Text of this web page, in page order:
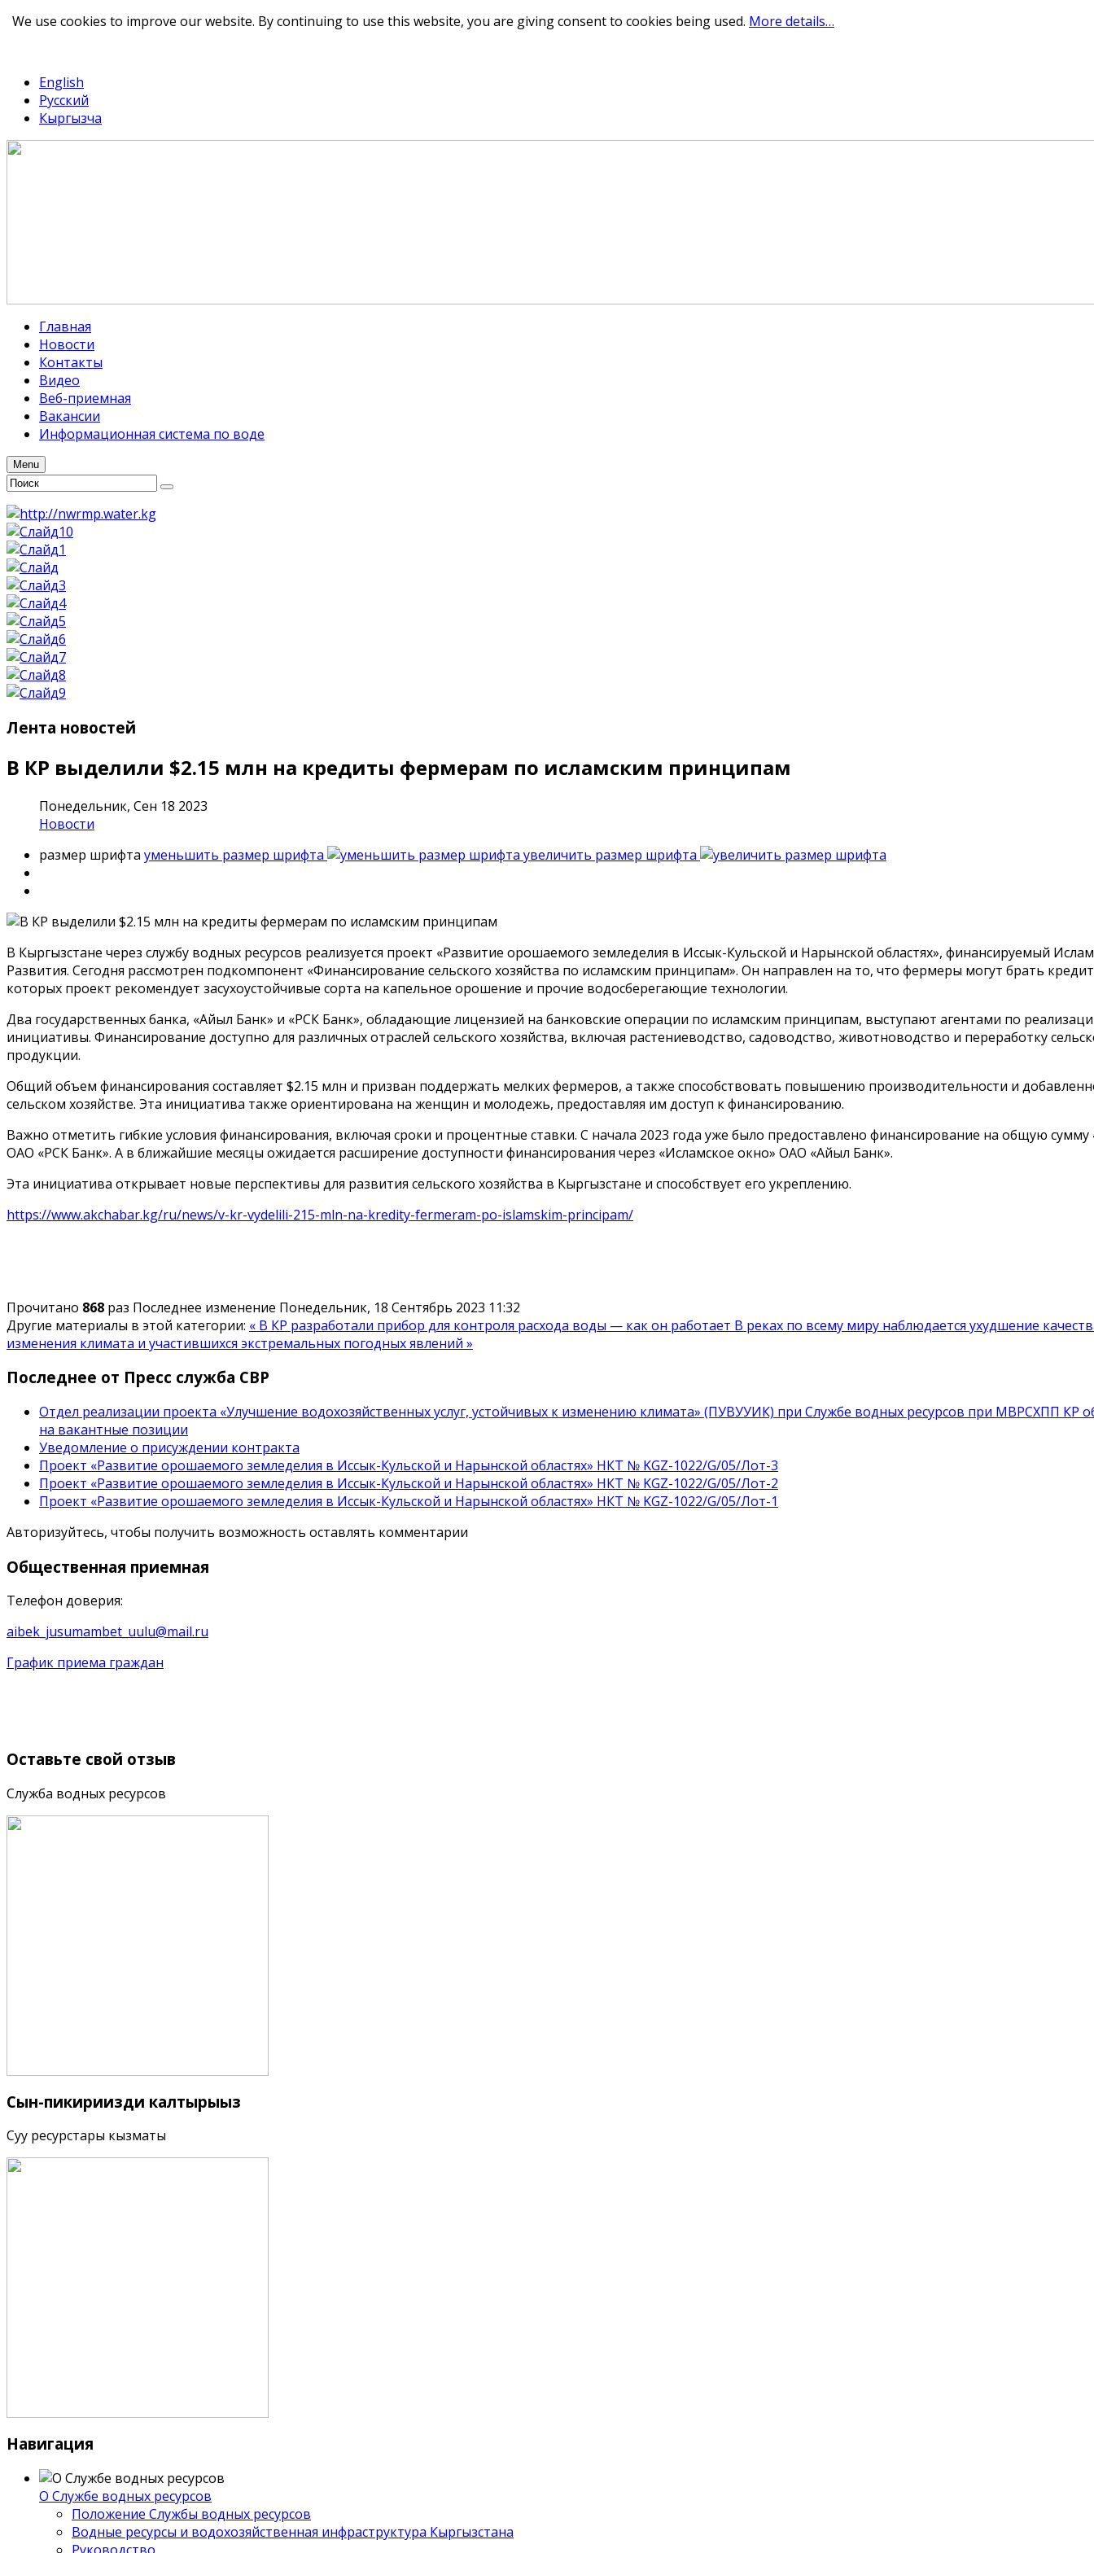
English
Русский
Кыргызча
Главная
Новости
Контакты
Видео
Веб-приемная
Вакансии
Информационная система по воде
Menu
Лента новостей
В КР выделили $2.15 млн на кредиты фермерам по исламским принципам
Понедельник, Сен 18 2023
Новости
размер шрифта уменьшить размер шрифта увеличить размер шрифта
В Кыргызстане через службу водных ресурсов реализуется проект «Развитие орошаемого земледелия в Иссык-Кульской и Нарынской областях», финансируемый
Развития. Сегодня рассмотрен подкомпонент «Финансирование сельского хозяйства по исламским принципам». Он направлен на то, что фермеры могут брать
которых проект рекомендует засухоустойчивые сорта на капельное орошение и прочие водосберегающие технологии.
Два государственных банка, «Айыл Банк» и «РСК Банк», обладающие лицензией на банковские операции по исламским принципам, выступают агентами по
инициативы. Финансирование доступно для различных отраслей сельского хозяйства, включая растениеводство, садоводство, животноводство и переработку
продукции.
Общий объем финансирования составляет $2.15 млн и призван поддержать мелких фермеров, а также способствовать повышению производительности и
сельском хозяйстве. Эта инициатива также ориентирована на женщин и молодежь, предоставляя им доступ к финансированию.
Важно отметить гибкие условия финансирования, включая сроки и процентные ставки. С начала 2023 года уже было предоставлено финансирование на общую
ОАО «РСК Банк». А в ближайшие месяцы ожидается расширение доступности финансирования через «Исламское окно» ОАО «Айыл Банк».
Эта инициатива открывает новые перспективы для развития сельского хозяйства в Кыргызстане и способствует его укреплению.
https://www.akchabar.kg/ru/news/v-kr-vydelili-215-mln-na-kredity-fermeram-po-islamskim-principam/
Прочитано 868 раз Последнее изменение Понедельник, 18 Сентябрь 2023 11:32
Другие материалы в этой категории: « В КР разработали прибор для контроля расхода воды — как он работает В реках по всему миру наблюдается ухудшение
изменения климата и участившихся экстремальных погодных явлений »
Последнее от Пресс служба СВР
Отдел реализации проекта «Улучшение водохозяйственных услуг, устойчивых к изменению климата» (ПУВУУИК) при Службе водных ресурсов при МВРСХПП КР
на вакантные позиции
Уведомление о присуждении контракта
Проект «Развитие орошаемого земледелия в Иссык-Кульской и Нарынской областях» НКТ № KGZ-1022/G/05/Лот-3
Проект «Развитие орошаемого земледелия в Иссык-Кульской и Нарынской областях» НКТ № KGZ-1022/G/05/Лот-2
Проект «Развитие орошаемого земледелия в Иссык-Кульской и Нарынской областях» НКТ № KGZ-1022/G/05/Лот-1
Авторизуйтесь, чтобы получить возможность оставлять комментарии
Общественная приемная
Телефон доверия:
aibek_jusumambet_uulu@mail.ru
График приема граждан
Оставьте свой отзыв
Служба водных ресурсов
Сын-пикириңизди калтырыңыз
Суу ресурстары кызматы
Навигация
О Службе водных ресурсов
Положение Службы водных ресурсов
Водные ресурсы и водохозяйственная инфраструктура Кыргызстана
We use cookies to improve our website. By continuing to use this website, you are giving consent to cookies being used. More details…